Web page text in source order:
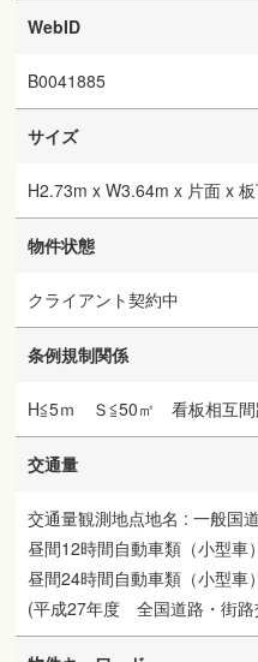
WebID
B0041885
サイズ
H2.73m x W3.64m x 片面 x
物件状態
クライアント契約中
条例規制関係
H≦5ｍ Ｓ≦50㎡ 看板相互
交通量
交通量観測地点地名 : 一般国
昼間12時間自動車類（小型車
昼間24時間自動車類（小型車
(平成27年度 全国道路・街路